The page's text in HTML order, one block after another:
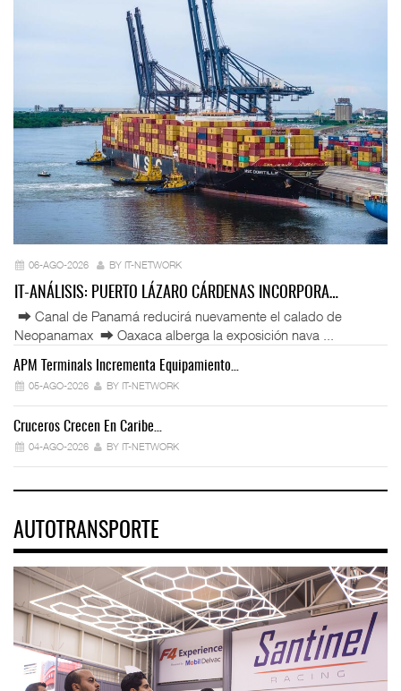
06-AGO-2026 BY IT-NETWORK
IT-ANÁLISIS: PUERTO LÁZARO CÁRDENAS INCORPORA…
⮕ Canal de Panamá reducirá nuevamente el calado de
Neopanamax ⮕ Oaxaca alberga la exposición nava ...
APM Terminals Incrementa Equipamiento…
05-AGO-2026 BY IT-NETWORK
Cruceros Crecen En Caribe…
04-AGO-2026 BY IT-NETWORK
AUTOTRANSPORTE